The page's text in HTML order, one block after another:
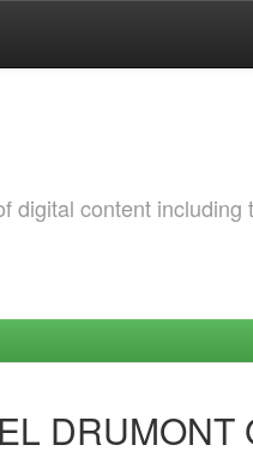
digital content including
DRUMONT